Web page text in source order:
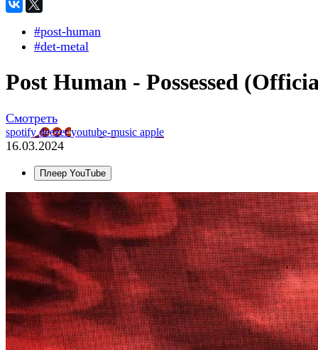
#post-human
#det-metal
Post Human - Possessed
Смотреть
spotifydeezeryoutube-music apple
16.03.2024
Плеер YouTube